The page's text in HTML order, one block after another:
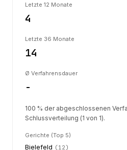
Letzte 12 Monate
4
Letzte 36 Monate
14
Ø Verfahrensdauer
-
100 % der abgeschlossenen
Schlussverteilung (1 von 1).
Gerichte (Top 5)
Bielefeld (12)